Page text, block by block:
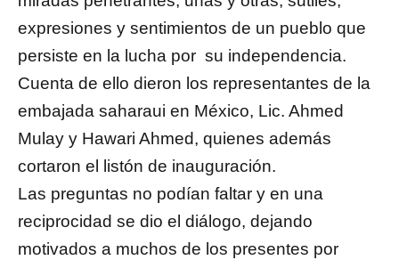
expresiones y sentimientos de un pueblo que
persiste en la lucha por su independencia.
Cuenta de ello dieron los representantes de la
embajada saharaui en México, Lic. Ahmed
Mulay y Hawari Ahmed, quienes además
cortaron el listón de inauguración.
Las preguntas no podían faltar y en una
reciprocidad se dio el diálogo, dejando
motivados a muchos de los presentes por